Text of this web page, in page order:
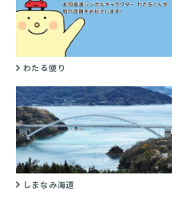
わたる便り
しまなみ海道